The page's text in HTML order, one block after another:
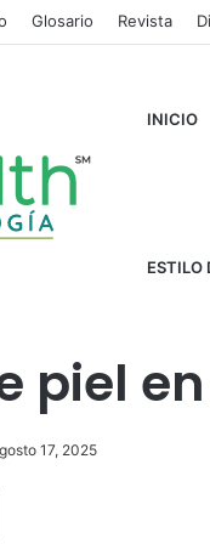
Glosario Revista
INICIO
ESTILO
de casos de
piel
17, 2025